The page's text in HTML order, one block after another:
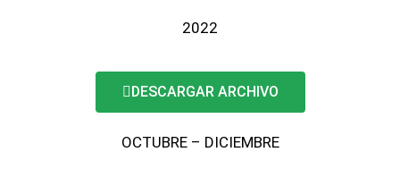
2022
DESCARGAR ARCHIVO
OCTUBRE – DICIEMBRE